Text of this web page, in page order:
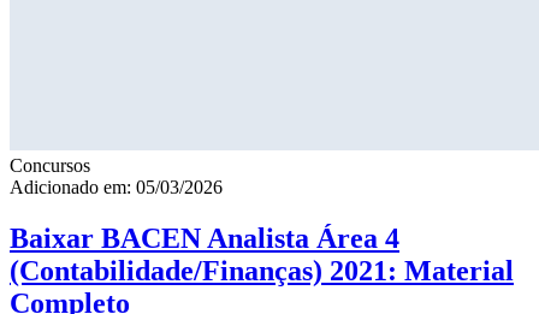
Concursos
Adicionado em: 05/03/2026
Baixar BACEN Analista Área 4
(Contabilidade/Finanças) 2021: Material
Completo